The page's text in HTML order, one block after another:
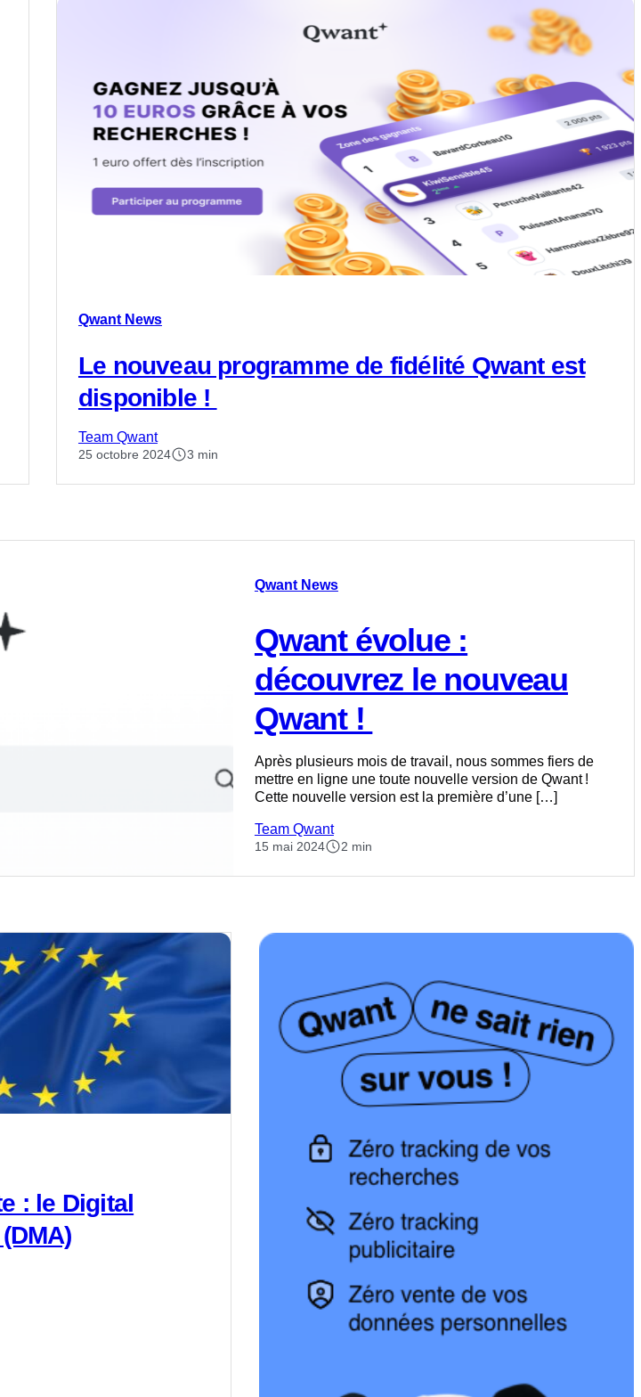
Qwant News
Le nouveau programme de fidélité Qwant est
disponible !
Team Qwant
25 octobre 2024 3 min
Qwant News
Qwant évolue :
découvrez le nouveau
Qwant !
Après plusieurs mois de travail, nous sommes fiers de
mettre en ligne une toute nouvelle version de Qwant !
Cette nouvelle version est la première d’une […]
Team Qwant
15 mai 2024 2 min
: le Digital